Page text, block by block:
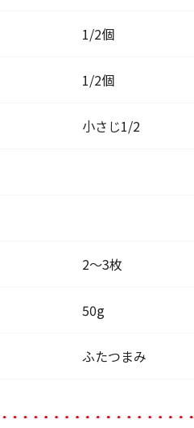
1/2個
1/2個
小さじ1/2
2〜3枚
50g
ふたつまみ